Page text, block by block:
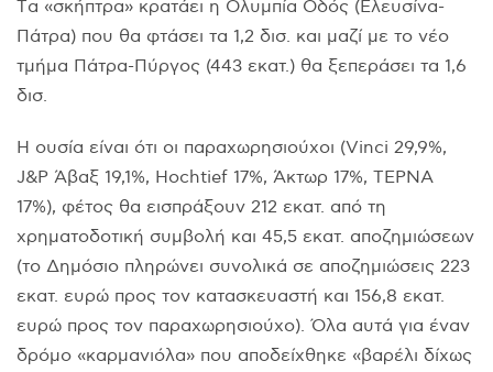
Tα «σκήπτρα» κρατάει η Oλυμπία Oδός (Eλευσίνα-
Πάτρα) που θα φτάσει τα 1,2 δισ. και μαζί με το νέο
τμήμα Πάτρα-Πύργος (443 εκατ.) θα ξεπεράσει τα 1,6
δισ.
H ουσία είναι ότι οι παραχωρησιούχοι (Vinci 29,9%,
J&P Άβαξ 19,1%, Hochtief 17%, Άκτωρ 17%, TEPNA
17%), φέτος θα εισπράξουν 212 εκατ. από τη
χρηματοδοτική συμβολή και 45,5 εκατ. αποζημιώσεων
(το Δημόσιο πληρώνει συνολικά σε αποζημιώσεις 223
εκατ. ευρώ προς τον κατασκευαστή και 156,8 εκατ.
ευρώ προς τον παραχωρησιούχο). Όλα αυτά για έναν
δρόμο «καρμανιόλα» που αποδείχθηκε «βαρέλι δίχως